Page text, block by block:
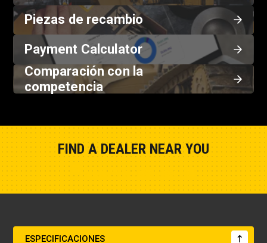
Piezas de recambio
Payment Calculator
Comparación con la
competencia
FIND A DEALER NEAR YOU
ESPECIFICACIONES